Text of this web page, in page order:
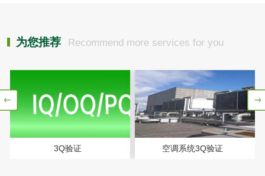
为您推荐 Recommend more services for you
3Q验证 空调系统3Q验证
微核试验 急性经口毒性试验
皮肤刺激试验